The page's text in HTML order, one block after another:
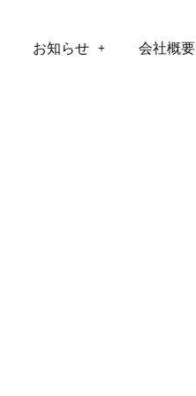
お知らせ 会社概要